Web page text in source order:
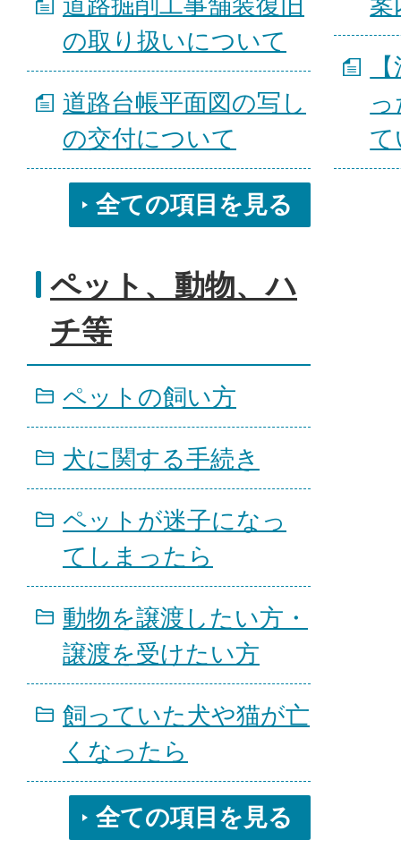
の取り扱いについて
道路台帳平面図の写し
の交付について
全ての項目を見る
て
ペット、動物、ハ
チ等
ペットの飼い方
犬に関する手続き
ペットが迷子になっ
てしまったら
動物を譲渡したい方・
譲渡を受けたい方
飼っていた犬や猫が亡
くなったら
全ての項目を見る